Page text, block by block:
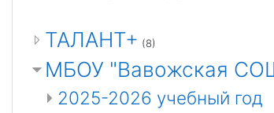
ТАЛАНТ+ (8)
МБОУ "Вавожская
2025-2026 учебный год